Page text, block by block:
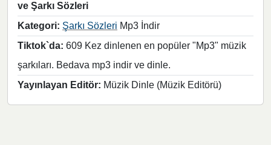
ve Şarkı Sözleri
Kategori: Şarkı Sözleri Mp3 İndir
Tiktok`da: 609 Kez dinlenen en popüler "Mp3" müzik
şarkıları. Bedava mp3 indir ve dinle.
Yayınlayan Editör: Müzik Dinle (Müzik Editörü)